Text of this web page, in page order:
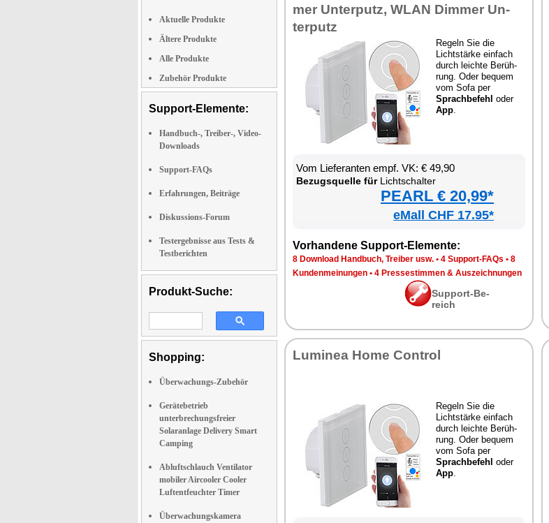
Aktuelle Produkte
Ältere Produkte
Alle Produkte
Zubehör Produkte
Support-Elemente:
Handbuch-, Treiber-, Video-
Downloads
Support-FAQs
Erfahrungen, Beiträge
Diskussions-Forum
Testergebnisse aus Tests &
Testberichten
Produkt-Suche:
Shopping:
Überwachungs-Zubehör
Gerätebetrieb
unterbrechungsfreier
Solaranlage Delivery Smart
Camping
Abluftschlauch Ventilator
mobiler Aircooler Cooler
Luftentfeuchter Timer
Überwachungskamera
mer Un­ter­putz, WLAN Dim­mer Un­
ter­putz
Re­geln Sie die
Licht­stär­ke ein­fach
durch leich­te Be­rüh­
rung. Oder be­quem
vom So­fa per
Sprach­be­fehl oder
App.
Vom Lie­fe­ran­ten empf. VK: € 49,90
Be­zugs­quel­le fürLicht­schal­ter
PEARL € 20,99*
eMall CHF 17.95*
Vor­han­de­ne Sup­port-Ele­men­te:
8 Down­load Hand­buch, Trei­ber usw. • 4 Sup­port-FAQs • 8
Kun­den­mei­nun­gen • 4 Pres­se­stim­men & Aus­zeich­nun­gen
Sup­port-Be­
reich
Lu­mi­nea Ho­me Con­trol
Re­geln Sie die
Licht­stär­ke ein­fach
durch leich­te Be­rüh­
rung. Oder be­quem
vom So­fa per
Sprach­be­fehl oder
App.